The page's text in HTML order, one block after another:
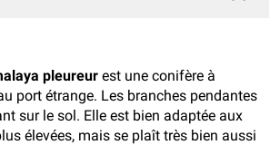
pleureur est une conifère à
port étrange. Les branches pendantes
sur le sol. Elle est bien adaptée aux
élevées, mais se plaît très bien aussi